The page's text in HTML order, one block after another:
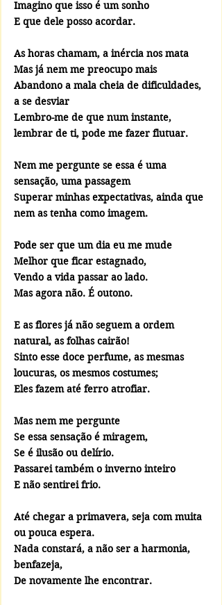
Imagino que isso é um sonho
E que dele posso acordar.
As horas chamam, a inércia nos mata
Mas já nem me preocupo mais
Abandono a mala cheia de dificuldades,
a se desviar
Lembro-me de que num instante,
lembrar de ti, pode me fazer flutuar.
Nem me pergunte se essa é uma
sensação, uma passagem
Superar minhas expectativas, ainda que
nem as tenha como imagem.
Pode ser que um dia eu me mude
Melhor que ficar estagnado,
Vendo a vida passar ao lado.
Mas agora não. É outono.
E as flores já não seguem a ordem
natural, as folhas cairão!
Sinto esse doce perfume, as mesmas
loucuras, os mesmos costumes;
Eles fazem até ferro atrofiar.
Mas nem me pergunte
Se essa sensação é miragem,
Se é ilusão ou delírio.
Passarei também o inverno inteiro
E não sentirei frio.
Até chegar a primavera, seja com muita
ou pouca espera.
Nada constará, a não ser a harmonia,
benfazeja,
De novamente lhe encontrar.